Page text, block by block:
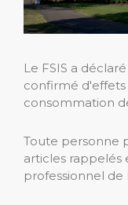
Le FSIS a
confirmé d'effets
consommation
Toute personne
articles rappelés
professionnel de